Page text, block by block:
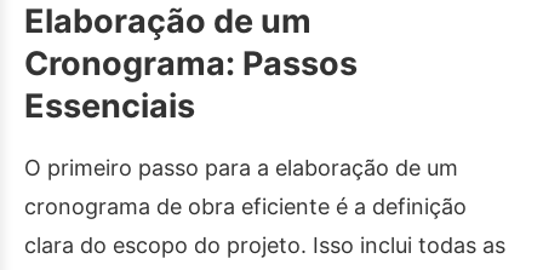
Elaboração de um
Cronograma: Passos
Essenciais
O primeiro passo para a elaboração de um
cronograma de obra eficiente é a definição
clara do escopo do projeto. Isso inclui todas as